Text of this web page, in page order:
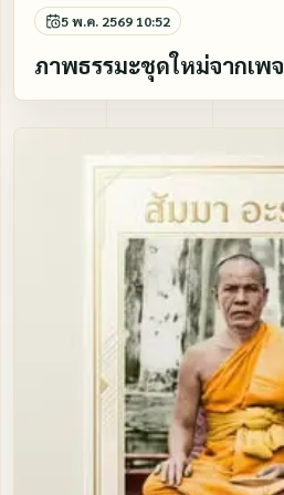
5 พ.ค. 2569 10:52
ภาพธรรมะชุดใหม่จากเพจ